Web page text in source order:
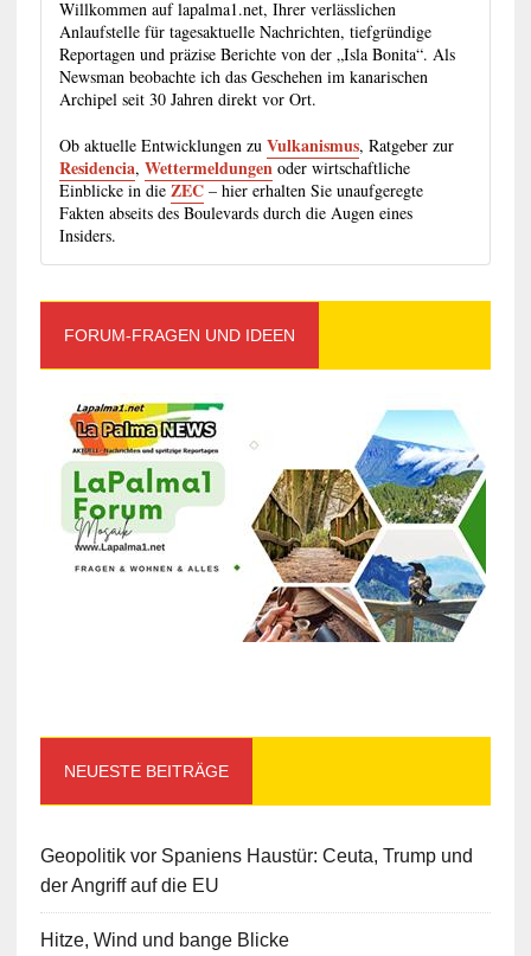
Willkommen auf lapalma1.net, Ihrer verlässlichen
Anlaufstelle für tagesaktuelle Nachrichten, tiefgründige
Reportagen und präzise Berichte von der „Isla Bonita“. Als
Newsman beobachte ich das Geschehen im kanarischen
Archipel seit 30 Jahren direkt vor Ort.
Ob aktuelle Entwicklungen zu Vulkanismus, Ratgeber zur
Residencia, Wettermeldungenoder wirtschaftliche
Einblicke in die ZEC– hier erhalten Sie unaufgeregte
Fakten abseits des Boulevards durch die Augen eines
Insiders.
FORUM-FRAGEN UND IDEEN
NEUESTE BEITRÄGE
Geopolitik vor Spaniens Haustür: Ceuta, Trump und
der Angriff auf die EU
Hitze, Wind und bange Blicke